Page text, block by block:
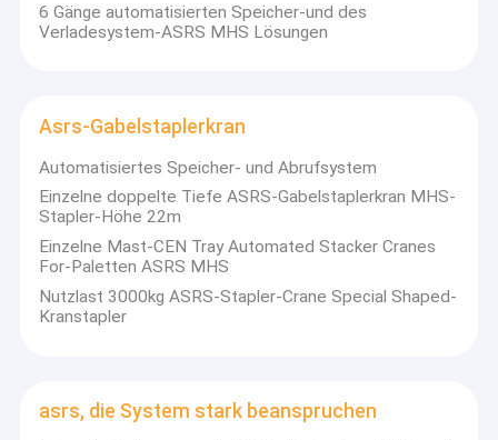
6 Gänge automatisierten Speicher-und des
Verladesystem-ASRS MHS Lösungen
Asrs-Gabelstaplerkran
Automatisiertes Speicher- und Abrufsystem
Einzelne doppelte Tiefe ASRS-Gabelstaplerkran MHS-
Stapler-Höhe 22m
Einzelne Mast-CEN Tray Automated Stacker Cranes
For-Paletten ASRS MHS
Nutzlast 3000kg ASRS-Stapler-Crane Special Shaped-
Kranstapler
asrs, die System stark beanspruchen